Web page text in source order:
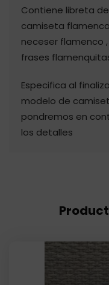
Contiene libreta
camiseta
neceser flamenco
frases
Especifica al
modelo de
pondremos en
los detalles